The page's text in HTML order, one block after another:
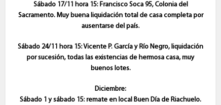
Sábado 17/11 hora 15: Francisco Soca 95, Colonia del
Sacramento. Muy buena liquidación total de casa completa por
ausentarse del país.
Sábado 24/11 hora 15: Vicente P. García y Río Negro, liquidación
por sucesión, todas las existencias de hermosa casa, muy
buenos lotes.
Diciembre:
Sábado 1 y sábado 15: remate en local Buen Día de Riachuelo.